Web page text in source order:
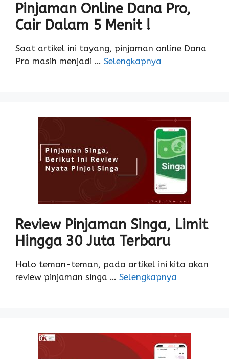
Pinjaman Online Dana Pro,
Cair Dalam 5 Menit !
Saat artikel ini tayang, pinjaman online Dana
Pro masih menjadi … Selengkapnya
Review Pinjaman Singa, Limit
Hingga 30 Juta Terbaru
Halo teman-teman, pada artikel ini kita akan
review pinjaman singa … Selengkapnya